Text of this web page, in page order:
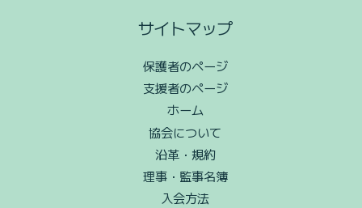
サイトマップ
保護者のページ
支援者のページ
ホーム
協会について
沿革・規約
理事・監事名簿
入会方法